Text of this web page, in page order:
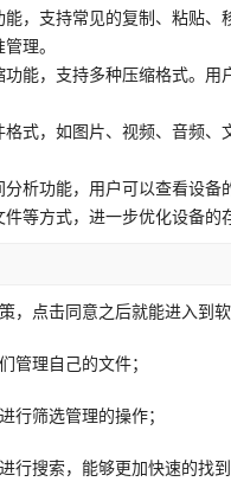
，支持常见的复制、粘贴
理。
功能，支持多种压缩格式。
式，如图片、视频、音频
析功能，用户可以查看设
等方式，进一步优化设备的
，点击同意之后就能进入到软
管理自己的文件；
行筛选管理的操作；
行搜索，能够更加快速的找到